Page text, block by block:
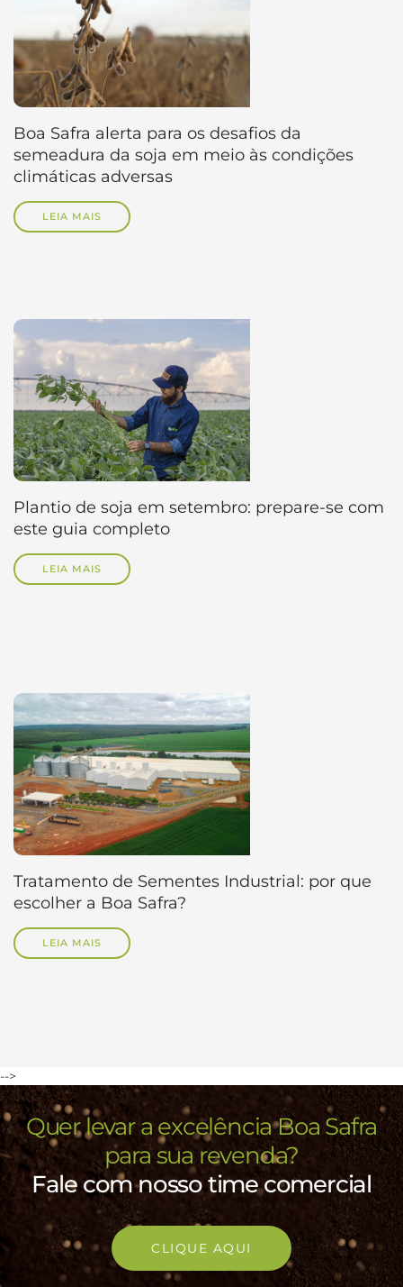
Boa Safra alerta para os desafios da
semeadura da soja em meio às condições
climáticas adversas
LEIA MAIS
Plantio de soja em setembro: prepare-se com
este guia completo
LEIA MAIS
Tratamento de Sementes Industrial: por que
escolher a Boa Safra?
LEIA MAIS
-->
Quer levar a excelência Boa Safra
para sua revenda?
Fale com nosso time comercial
CLIQUE AQUI